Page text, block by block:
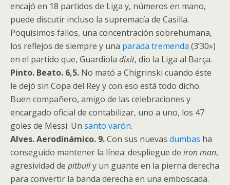
encajó en 18 partidos de Liga y, números en mano,
puede discutir incluso la supremacía de Casilla.
Poquísimos fallos, una concentración sobrehumana,
los reflejos de siempre y una parada tremenda (3’30»)
en el partido que, Guardiola dixit, dio la Liga al Barça.
Pinto. Beato. 6,5. No mató a Chigrinski cuando éste
le dejó sin Copa del Rey y con eso está todo dicho.
Buen compañero, amigo de las celebraciones y
encargado oficial de contabilizar, uno a uno, los 47
goles de Messi. Un santo varón.
Alves. Aerodinámico. 9.Con sus nuevas dumbas ha
conseguido mantener la línea: despliegue de iron man,
agresividad de pitbully un guante en la pierna derecha
para convertir la banda derecha en una emboscada.